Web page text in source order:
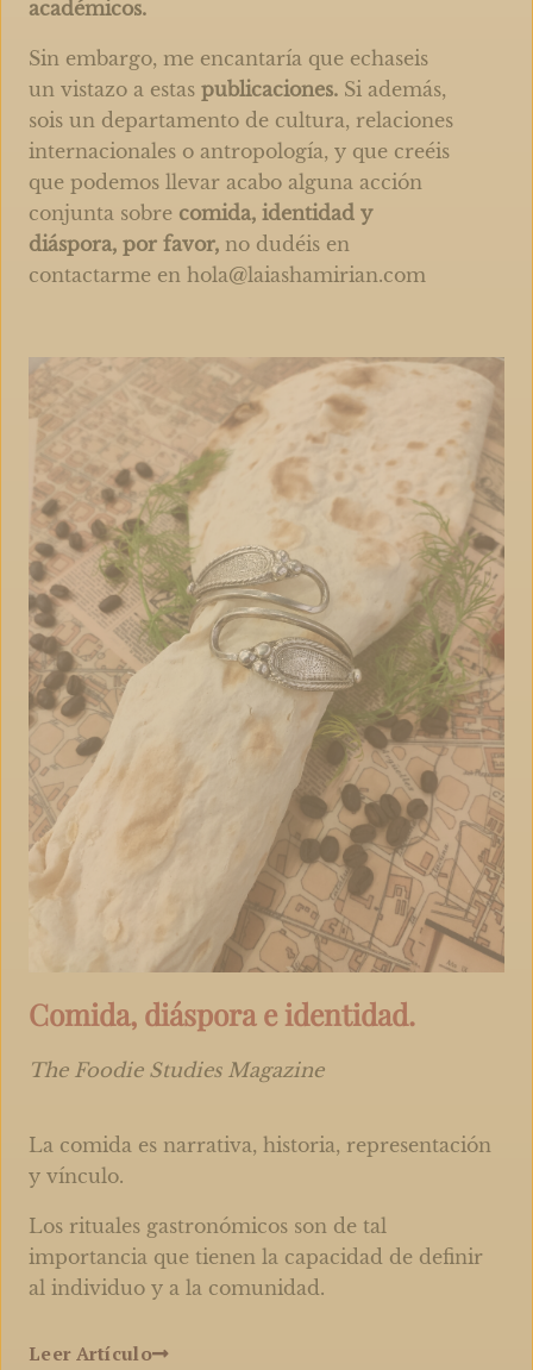
académicos.
Sin embargo, me encantaría que echaseis
un vistazo a estas publicaciones. Si además,
sois un departamento de cultura, relaciones
internacionales o antropología, y que creéis
que podemos llevar acabo alguna acción
conjunta sobre comida, identidad y
diáspora, por favor, no dudéis en
contactarme en hola@laiashamirian.com
Comida, diáspora e identidad.
The Foodie Studies Magazine
La comida es narrativa, historia, representación
y vínculo.
Los rituales gastronómicos son de tal
importancia que tienen la capacidad de definir
al individuo y a la comunidad.
Leer Artículo